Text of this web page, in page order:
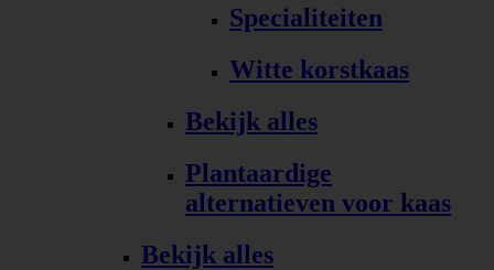
Specialiteiten
Witte korstkaas
Bekijk alles
Plantaardige
alternatieven voor kaas
Bekijk alles